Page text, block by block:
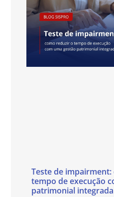
Teste de
tempo de execução
patrimonial integrada